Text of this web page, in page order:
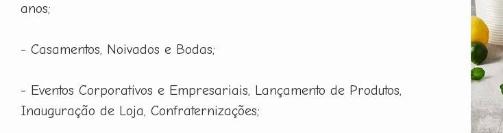
anos;
- Casamentos, Noivados e Bodas;
- Eventos Corporativos e Empresariais, Lançamento de Produtos,
Inauguração de Loja, Confraternizações;